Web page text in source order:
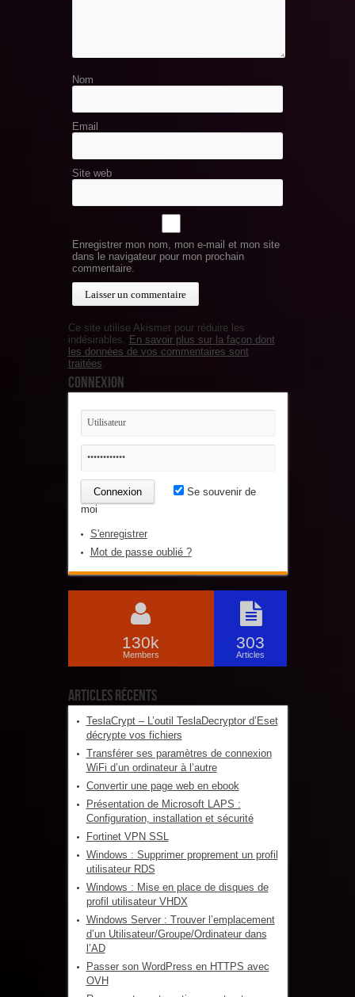
Nom
Email
Site web
Enregistrer mon nom, mon e-mail et mon site
dans le navigateur pour mon prochain
commentaire.
Ce site utilise Akismet pour réduire les
indésirables.
En savoir plus sur la façon dont
les données de vos commentaires sont
traitées
Connexion
Se souvenir de
moi
S'enregistrer
Mot de passe oublié ?
130k
Members
303
Articles
Articles récents
TeslaCrypt – L’outil TeslaDecryptor d’Eset
décrypte vos fichiers
Transférer ses paramètres de connexion
WiFi d’un ordinateur à l’autre
Convertir une page web en ebook
Présentation de Microsoft LAPS :
Configuration, installation et sécurité
Fortinet VPN SSL
Windows : Supprimer proprement un profil
utilisateur RDS
Windows : Mise en place de disques de
profil utilisateur VHDX
Windows Server : Trouver l’emplacement
d’un Utilisateur/Groupe/Ordinateur dans
l’AD
Passer son WordPress en HTTPS avec
OVH